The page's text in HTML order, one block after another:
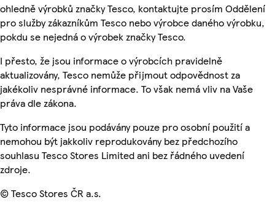
ohledně výrobků značky Tesco, kontaktujte prosím Oddělení
pro služby zákazníkům Tesco nebo výrobce daného výrobku,
pokdu se nejedná o výrobek značky Tesco.
I přesto, že jsou informace o výrobcích pravidelně
aktualizovány, Tesco nemůže přijmout odpovědnost za
jakékoliv nesprávné informace. To však nemá vliv na Vaše
práva dle zákona.
Tyto informace jsou podávány pouze pro osobní použití a
nemohou být jakkoliv reprodukovány bez předchozího
souhlasu Tesco Stores Limited ani bez řádného uvedení
zdroje.
© Tesco Stores ČR a.s.